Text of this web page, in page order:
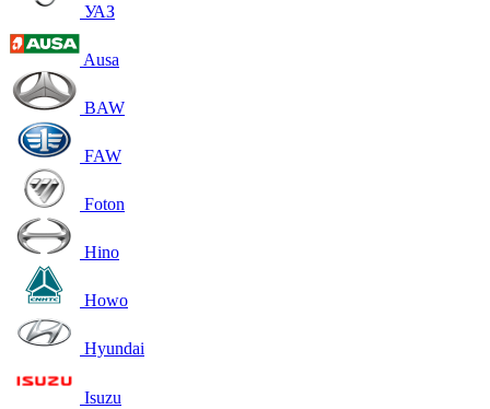
УАЗ
Ausa
BAW
FAW
Foton
Hino
Howo
Hyundai
Isuzu